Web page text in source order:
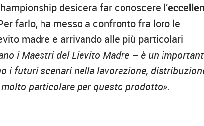
desidera far conoscere l’
farlo, ha messo a confronto fra loro le
madre e arrivando alle più particolari
i Maestri del Lievito Madre – è un
i futuri scenari nella lavorazione,
particolare per questo prodotto».